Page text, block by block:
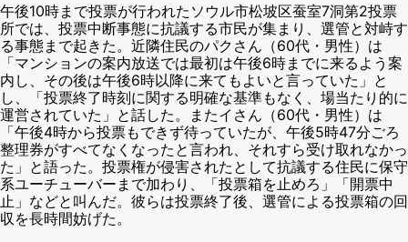
午後10時まで投票が行われたソウル市松坡区蚕室7洞第2投票
所では、投票中断事態に抗議する市民が集まり、選管と対峙す
る事態まで起きた。近隣住民のパクさん（60代・男性）は
「マンションの案内放送では最初は午後6時までに来るよう案
内し、その後は午後6時以降に来てもよいと言っていた」と
し、「投票終了時刻に関する明確な基準もなく、場当たり的に
運営されていた」と話した。またイさん（60代・男性）は
「午後4時から投票もできず待っていたが、午後5時47分ごろ
整理券がすべてなくなったと言われ、それすら受け取れなかっ
た」と語った。投票権が侵害されたとして抗議する住民に保守
系ユーチューバーまで加わり、「投票箱を止めろ」「開票中
止」などと叫んだ。彼らは投票終了後、選管による投票箱の回
収を長時間妨げた。